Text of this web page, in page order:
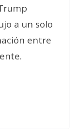
a un solo
entre